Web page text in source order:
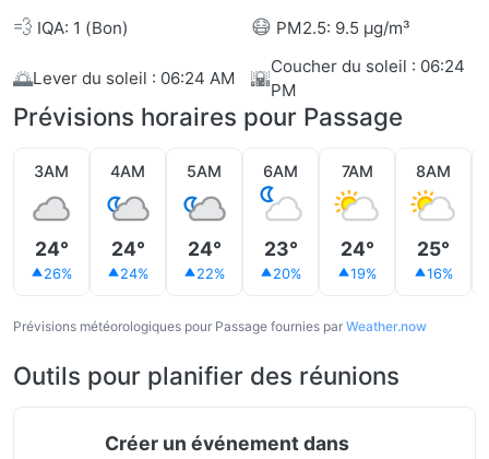
💨 IQA: 1 (Bon) 😷 PM2.5: 9.5 µg/m³
🌅Lever du soleil : 06:24 AM 🌇Coucher du soleil : 06:24
PM
Prévisions horaires pour Passage
3AM
24°
26%
4AM
24°
24%
5AM
24°
22%
6AM
23°
20%
7AM
24°
19%
8AM
25°
16%
Prévisions météorologiques pour Passage fournies par Weather.now
Outils pour planifier des réunions
Créer un événement dans